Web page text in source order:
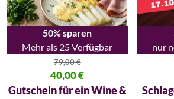
50% sparen
Mehr als 25 Verfügbar
79,00€
Ursprünglicher Preis war: 79,00 €
40,00€
Aktueller Preis ist: 40,00 €.
Gutschein für ein Wine &
nur